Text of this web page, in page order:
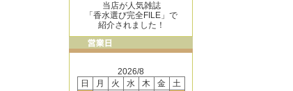
当店が人気雑誌
「香水選び完全FILE」で
紹介されました！
2026/8
日
月 火 水 木 金
土